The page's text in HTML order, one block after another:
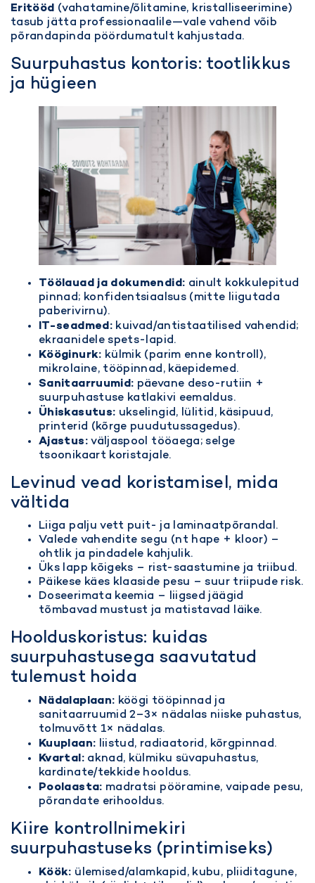
Eritööd (vahatamine/õlitamine, kristalliseerimine)
tasub jätta professionaalile—vale vahend võib
põrandapinda pöördumatult kahjustada.
Suurpuhastus kontoris: tootlikkus
ja hügieen
Töölauad ja dokumendid: ainult kokkulepitud
pinnad; konfidentsiaalsus (mitte liigutada
paberivirnu).
IT-seadmed:kuivad/antistaatilised vahendid;
ekraanidele spets-lapid.
Kööginurk: külmik (parim enne kontroll),
mikrolaine, tööpinnad, käepidemed.
Sanitaarruumid: päevane deso-rutiin +
suurpuhastuse katlakivi eemaldus.
Ühiskasutus: ukselingid, lülitid, käsipuud,
printerid (kõrge puudutussagedus).
Ajastus:väljaspool tööaega; selge
tsoonikaart koristajale.
Levinud vead koristamisel, mida
vältida
Liiga palju vett puit- ja laminaatpõrandal.
Valede vahendite segu (nt hape + kloor) –
ohtlik ja pindadele kahjulik.
Üks lapp kõigeks – rist-saastumine ja triibud.
Päikese käes klaaside pesu – suur triipude risk.
Doseerimata keemia – liigsed jäägid
tõmbavad mustust ja matistavad läike.
Hoolduskoristus: kuidas
suurpuhastusega saavutatud
tulemust hoida
Nädalaplaan: köögi tööpinnad ja
sanitaarruumid 2–3× nädalas niiske puhastus,
tolmuvõtt 1× nädalas.
Kuuplaan: liistud, radiaatorid, kõrgpinnad.
Kvartal:aknad, külmiku süvapuhastus,
kardinate/tekkide hooldus.
Poolaasta: madratsi pööramine, vaipade pesu,
põrandate erihooldus.
Kiire kontrollnimekiri
suurpuhastuseks (printimiseks)
Köök: ülemised/alamkapid, kubu, pliiditagune,